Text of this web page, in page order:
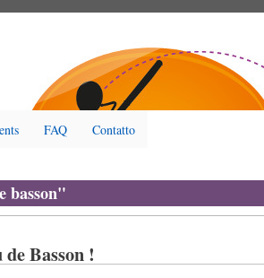
FAQ Contatto
basson"
Basson !